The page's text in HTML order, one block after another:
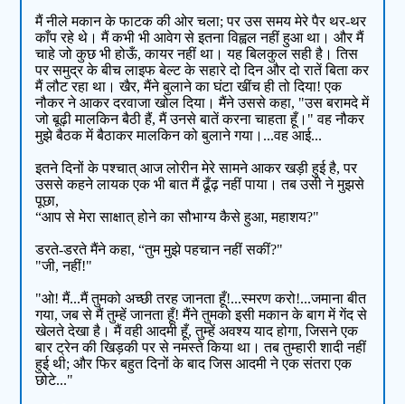
मैं नीले मकान के फाटक की ओर चला; पर उस समय मेरे पैर थर-थर
काँप रहे थे। मैं कभी भी आवेग से इतना विह्वल नहीं हुआ था। और मैं
चाहे जो कुछ भी होऊँ, कायर नहीं था। यह बिलकुल सही है। तिस
पर समुद्र के बीच लाइफ बेल्ट के सहारे दो दिन और दो रातें बिता कर
मैं लौट रहा था। खैर, मैंने बुलाने का घंटा खींच ही तो दिया! एक
नौकर ने आकर दरवाजा खोल दिया। मैंने उससे कहा, "उस बरामदे में
जो बूढ़ी मालकिन बैठी हैं, मैं उनसे बातें करना चाहता हूँ।" वह नौकर
मुझे बैठक में बैठाकर मालकिन को बुलाने गया।...वह आई...
इतने दिनों के पश्चात् आज लोरीन मेरे सामने आकर खड़ी हुई है, पर
उससे कहने लायक एक भी बात मैं ढूँढ़ नहीं पाया। तब उसी ने मुझसे
पूछा,
“आप से मेरा साक्षात् होने का सौभाग्य कैसे हुआ, महाशय?"
डरते-डरते मैंने कहा, “तुम मुझे पहचान नहीं सकीं?"
"जी, नहीं!"
"ओ! मैं...मैं तुमको अच्छी तरह जानता हूँ!...स्मरण करो!...जमाना बीत
गया, जब से मैं तुम्हें जानता हूँ! मैंने तुमको इसी मकान के बाग में गेंद से
खेलते देखा है। मैं वही आदमी हूँ, तुम्हें अवश्य याद होगा, जिसने एक
बार ट्रेन की खिड़की पर से नमस्ते किया था। तब तुम्हारी शादी नहीं
हुई थी; और फिर बहुत दिनों के बाद जिस आदमी ने एक संतरा एक
छोटे..."